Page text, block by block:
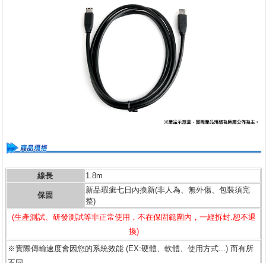
線長 1.8m
保固
新品瑕疵七日內換新(非人為、無外傷、包裝須完
整)
(生產測試、研發測試等非正常使用，不在保固範圍內，一經拆封.恕不退
換)
※實際傳輸速度會因您的系統效能 (EX:硬體、軟體、使用方式...) 而有所